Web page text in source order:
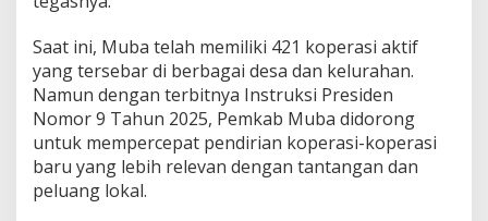
i
M
e
r
h
P
Saat ini, Muba telah memiliki 421 koperasi aktif
yang tersebar di berbagai desa dan kelurahan.
Namun dengan terbitnya Instruksi Presiden
Nomor 9 Tahun 2025, Pemkab Muba didorong
untuk mempercepat pendirian koperasi-koperasi
baru yang lebih relevan dengan tantangan dan
peluang lokal.